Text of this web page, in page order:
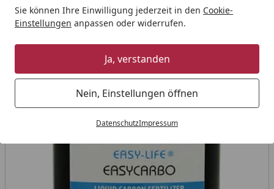
Sie können Ihre Einwilligung jederzeit in den Cookie-
Einstellungen anpassen oder widerrufen.
Ja, verstanden
Nein, Einstellungen öffnen
DatenschutzImpressum